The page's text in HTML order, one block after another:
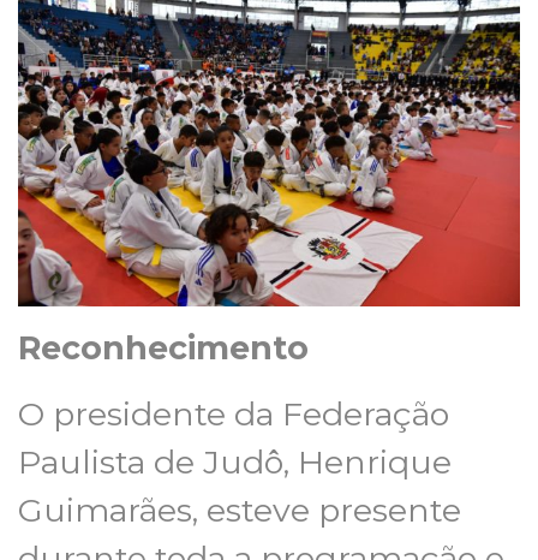
Reconhecimento
O presidente da Federação
Paulista de Judô, Henrique
Guimarães, esteve presente